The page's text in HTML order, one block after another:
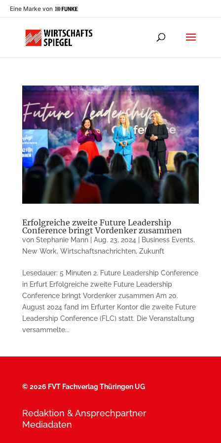
Eine Marke von
Erfolgreiche zweite Future Leadership
Conference bringt Vordenker zusammen
von Stephanie Mann| Aug. 23, 2024 Business Events,
New Work, Wirtschaftsnachrichten, Zukunft
Lesedauer: 5 Minuten 2. Future Leadership Conference
in Erfurt Erfolgreiche zweite Future Leadership
Conference bringt Vordenker zusammen Am 20.
August 2024 fand im Erfurter Kontor die zweite Future
Leadership Conference (FLC) statt. Die Veranstaltung
versammelte...
©2026 FVT Fachverlag Thüringen UG
Redaktion & Ansprechpartner
Mediadaten